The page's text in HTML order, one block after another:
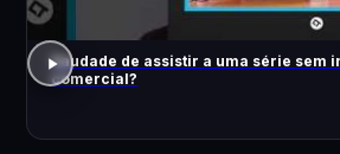
Saudade de assistir a uma série sem
comercial?